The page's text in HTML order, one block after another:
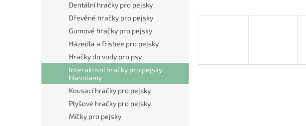
Dentální hračky pro pejsky
Dřevěné hračky pro pejsky
Gumové hračky pro pejsky
Házedla a frisbee pro pejsky
Hračky do vody pro psy
Interaktivní hračky pro pejsky,
hlavolamy
Kousací hračky pro pejsky
Plyšové hračky pro pejsky
Míčky pro pejsky